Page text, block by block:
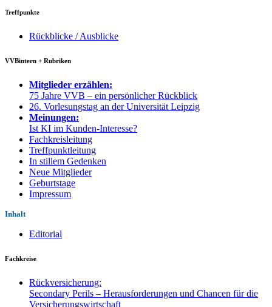
Treffpunkte
Rückblicke / Ausblicke
VVBintern + Rubriken
Mitglieder erzählen:
75 Jahre VVB – ein persönlicher Rückblick
26. Vorlesungstag an der Universität Leipzig
Meinungen:
Ist KI im Kunden-Interesse?
Fachkreisleitung
Treffpunktleitung
In stillem Gedenken
Neue Mitglieder
Geburtstage
Impressum
Inhalt
Editorial
Fachkreise
Rückversicherung:
Secondary Perils – Herausforderungen und Chancen für die
Versicherungswirtschaft